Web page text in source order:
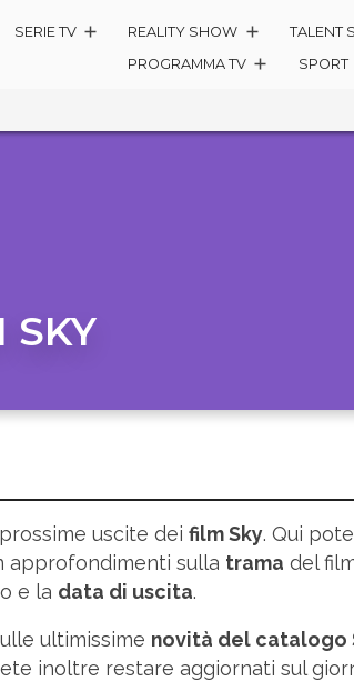
SERIE TV REALITY SHOW TALENT
PROGRAMMA TV
SPORT
SKY
uscite dei film Sky. Qui
approfondimenti sulla trama del
e la data di uscita.
ultimissime novità del catalogo
inoltre restare aggiornati sul